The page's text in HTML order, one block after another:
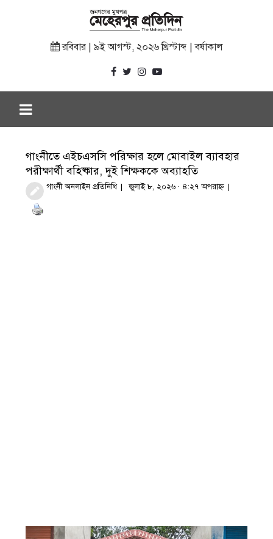
রবিবার | ৯ই আগস্ট, ২০২৬ খ্রিস্টাব্দ | বর্ষাকাল
গাংনীতে এইচএসসি পরিক্ষার হলে মোবাইল ব‍্যাবহার
পরীক্ষার্থী বহিষ্কার, দুই শিক্ষককে অব্যাহতি
গাংনী অনলাইন প্রতিনিধি জুলাই ৮, ২০২৬ · ৪:২৭ অপরাহ্ণ